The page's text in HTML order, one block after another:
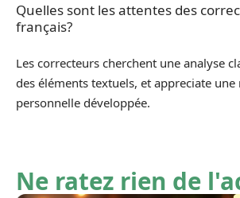
Quelles sont les attentes des
français?
Les correcteurs cherchent une analyse
des éléments textuels, et appreciate une
personnelle développée.
Ne ratez rien de